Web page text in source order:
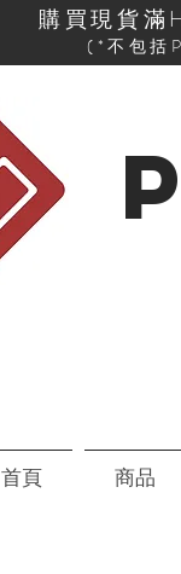
購買現貨
(*不包括
首頁 商品